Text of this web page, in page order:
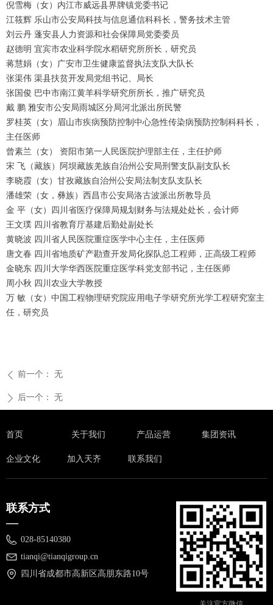
倪雪梅（女）内江市威远县界牌镇党委书记
江筱辉 乐山市公安局科技与信息通信科科长，警务技术主管
刘云丹 蓬安县人力资源和社会保障局党委委员
赵德明 宜宾市农业科学院水稻研究所所长，研究员
蒋慧娟（女）广安市卫生健康监督执法支队大队长
张渠伟 渠县扶贫开发局党组书记、局长
张国俊 巴中市南江黄羊科学研究所所长，推广研究员
戴 鹏 雅安市公安局雨城区分局河北派出所民警
罗桂英（女）眉山市疾病预防控制中心急性传染病预防控制科科长，
主任医师
曾素兰（女） 资阳市第一人民医院护理部主任，主任护师
宋 飞（藏族）阿坝藏族羌族自治州公安局刑警支队副支队长
李晓霞（女）甘孜藏族自治州公安局法制支队支队长
潘雄荣（女，彝族）西昌市公安局洛古波派出所教导员
金 平（女）四川省医疗保障局规划财务与法规处处长，会计师
王文璞 四川省教育厅基建后勤处副处长
黄晓波 四川省人民医院重症医学中心主任，主任医师
唐文春 四川省地质矿产勘查开发局化探队总工程师，正高级工程师
金晓东 四川大学华西医院重症医学科党支部书记，主任医师
周小秋 四川农业大学教授
万 敏（女）中国工程物理研究院应用电子学研究所光学工程研究室主
任，研究员
ꄴ 前一个： 无
ꄲ 后一个： 无
联系方式
—
028-85140380
tianqi@tianqigroup.cn
四川省成都市高新区高朋东路10号
首页 关于我们 产品运营 集团资讯
企业文化 加入天齐 联系我们